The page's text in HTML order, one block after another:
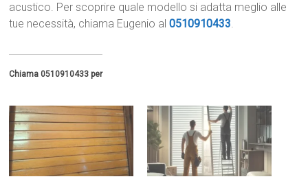
acustico. Per scoprire quale modello si adatta meglio alle
tue necessità, chiama Eugenio al0510910433.
Chiama 0510910433 per